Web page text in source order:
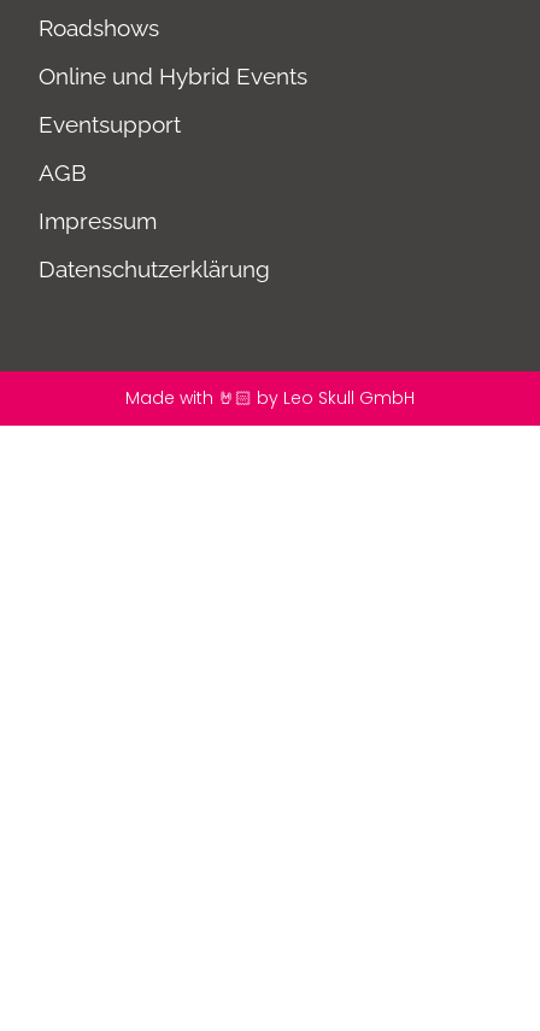
AGB
Impressum
Datenschutzerklärung
Roadshows
Online und Hybrid Events
Eventsupport
Made with 🤘🏻 by Leo Skull GmbH